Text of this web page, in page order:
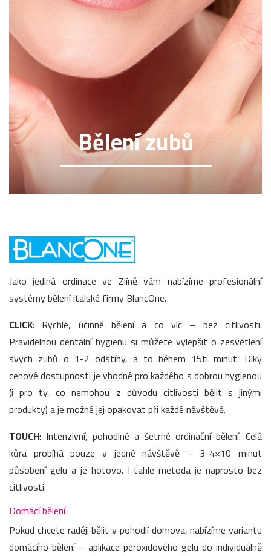
Jako jediná ordinace ve Zlíně vám nabízíme profesionální
systémy bělení italské firmy BlancOne.
CLICK: Rychlé, účinné bělení a co víc – bez citlivosti.
Pravidelnou dentální hygienu si můžete vylepšit o zesvětlení
svých zubů o 1-2 odstíny, a to během 15ti minut. Díky
cenové dostupnosti je vhodné pro každého s dobrou hygienou
(i pro ty, co nemohou z důvodu citlivosti bělit s jinými
produkty) a je možné jej opakovat při každé návštěvě.
TOUCH: Intenzivní, pohodlné a šetrné ordinační bělení. Celá
kůra probíhá pouze v jedné návštěvě – 3-4×10 minut
působení gelu a je hotovo. I tahle metoda je naprosto bez
citlivosti.
Domácí bělení
Pokud chcete raději bělit v pohodlí domova, nabízíme variantu
domácího bělení – aplikace peroxidového gelu do individuálně
Bělení zubů